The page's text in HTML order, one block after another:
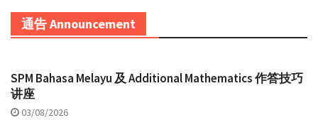
通告 Announcement
SPM Bahasa Melayu 及 Additional Mathematics 作答技巧
讲座
03/08/2026